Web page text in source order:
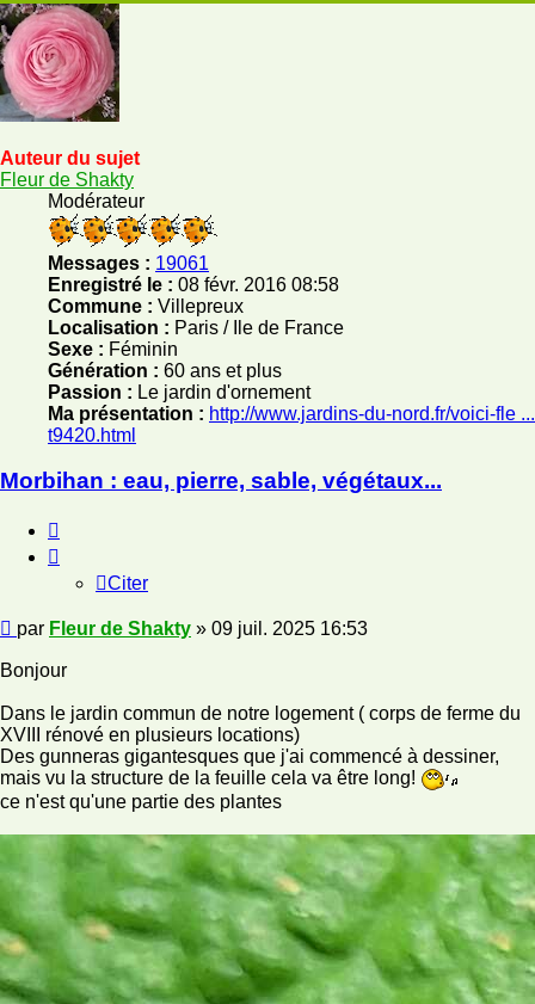
Auteur du sujet
Fleur de Shakty
Modérateur
Messages : 19061
Enregistré le : 08 févr. 2016 08:58
Commune : Villepreux
Localisation : Paris / Ile de France
Sexe : Féminin
Génération : 60 ans et plus
Passion : Le jardin d'ornement
Ma présentation : http://www.jardins-du-nord.fr/voici-fle ...
t9420.html
Morbihan : eau, pierre, sable, végétaux...
Citer
Message
par Fleur de Shakty » 09 juil. 2025 16:53
Bonjour
Dans le jardin commun de notre logement ( corps de ferme du
XVIII rénové en plusieurs locations)
Des gunneras gigantesques que j'ai commencé à dessiner,
mais vu la structure de la feuille cela va être long!
ce n'est qu'une partie des plantes